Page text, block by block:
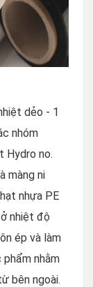
dẻo - 1
nhóm
Hydro no.
màng ni
nhựa PE
nhiệt độ
ép và làm
nhằm
bên ngoài.